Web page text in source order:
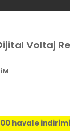
Voltaj
havale